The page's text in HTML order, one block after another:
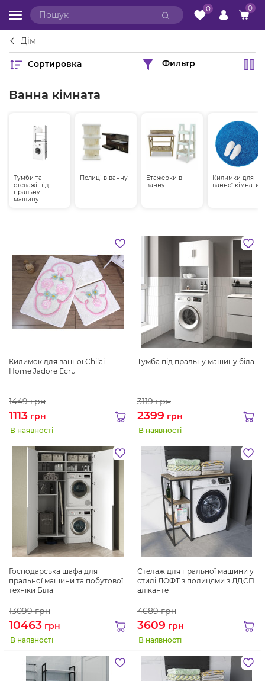
0 0
Дім
Сортировка Фильтр
Ванна кімната
Тумби та
стелажі під
пральну
машину
Полиці в ванну
Етажерки в
ванну
Килимки для
ванної кімнати
Килимок для ванної Chilai
Home Jadore Ecru
1449грн
1113 грн
В наявності
Тумба під пральну машину біла
3119грн
2399 грн
В наявності
Господарська шафа для
пральної машини та побутової
техніки Біла
13099грн
10463 грн
В наявності
Стелаж для пральної машини у
стилі ЛОФТ з полицями з ЛДСП
аліканте
4689грн
3609 грн
В наявності